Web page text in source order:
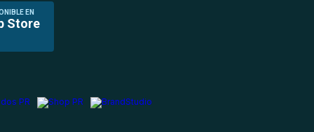
EN
Store